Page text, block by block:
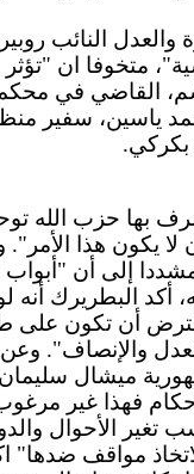
النائب
متخوفا ان
القاضي في
ياسين، سفير
بكركي.
بها حزب الله
لا يكون هذا
إلى أن
البطريرك أنه
أن تكون
والإنصاف". وعن
ميشال
فهذا غير
تغير الأحوال
مواقف